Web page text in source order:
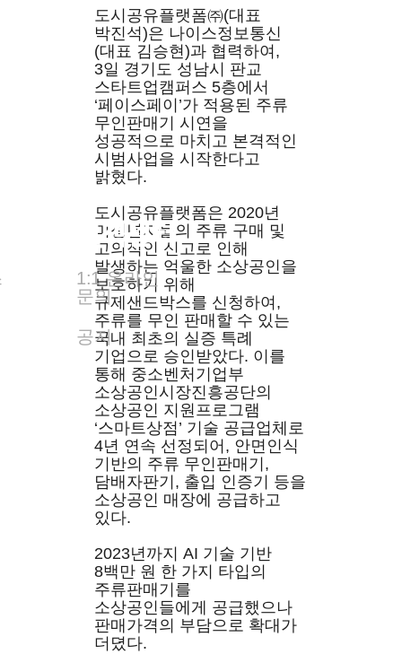
고객센터
1:1 온라인
문의
공지
도시공유플랫폼㈜(대표
박진석)은 나이스정보통신
(대표 김승현)과 협력하여,
3일 경기도 성남시 판교
스타트업캠퍼스 5층에서
‘페이스페이’가 적용된 주류
무인판매기 시연을
성공적으로 마치고 본격적인
시범사업을 시작한다고
밝혔다.
도시공유플랫폼은 2020년
미성년자들의 주류 구매 및
고의적인 신고로 인해
발생하는 억울한 소상공인을
보호하기 위해
규제샌드박스를 신청하여,
주류를 무인 판매할 수 있는
국내 최초의 실증 특례
기업으로 승인받았다. 이를
통해 중소벤처기업부
소상공인시장진흥공단의
소상공인 지원프로그램
‘스마트상점’ 기술 공급업체로
4년 연속 선정되어, 안면인식
기반의 주류 무인판매기,
담배자판기, 출입 인증기 등을
소상공인 매장에 공급하고
있다.
2023년까지 AI 기술 기반
8백만 원 한 가지 타입의
주류판매기를
소상공인들에게 공급했으나
판매가격의 부담으로 확대가
더뎠다.